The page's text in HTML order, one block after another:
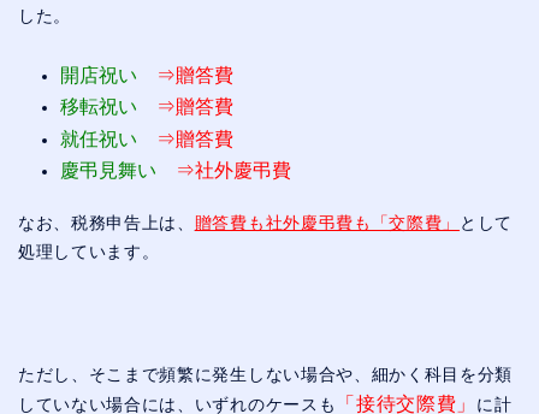
した。
開店祝い ⇒贈答費
移転祝い ⇒贈答費
就任祝い ⇒贈答費
慶弔見舞い ⇒社外慶弔費
なお、税務申告上は、 贈答費も社外慶弔費も「交際費」
として
処理しています。
ただし、そこまで頻繁に発生しない場合や、細かく科目を分類
していない場合には、いずれのケースも
「接待交際費」
に計